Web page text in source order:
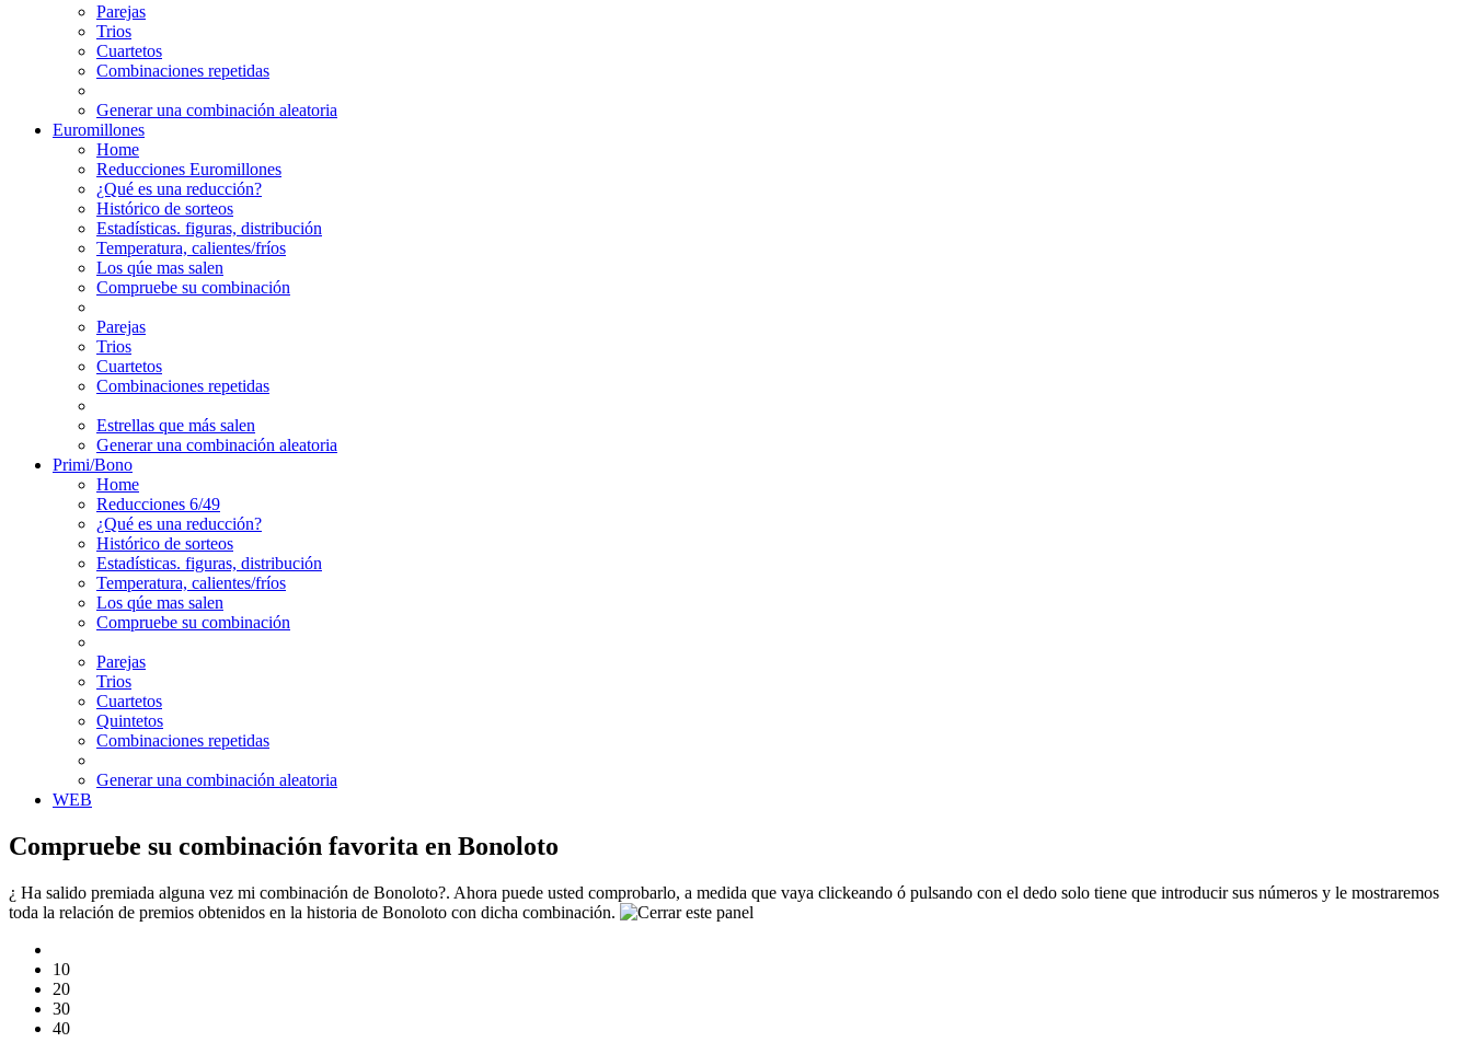
Parejas
Trios
Cuartetos
Combinaciones repetidas
Generar una combinación aleatoria
Euromillones
Home
Reducciones Euromillones
¿Qué es una reducción?
Histórico de sorteos
Estadísticas. figuras, distribución
Temperatura, calientes/fríos
Los qúe mas salen
Compruebe su combinación
Parejas
Trios
Cuartetos
Combinaciones repetidas
Estrellas que más salen
Generar una combinación aleatoria
Primi/Bono
Home
Reducciones 6/49
¿Qué es una reducción?
Histórico de sorteos
Estadísticas. figuras, distribución
Temperatura, calientes/fríos
Los qúe mas salen
Compruebe su combinación
Parejas
Trios
Cuartetos
Quintetos
Combinaciones repetidas
Generar una combinación aleatoria
WEB
Compruebe su combinación favorita en Bonoloto
¿ Ha salido premiada alguna vez mi combinación de Bonoloto?. Ahora puede usted comprobarlo, a medida que vaya clickeando ó pulsando con el dedo solo tiene que introducir sus números y le mostraremos
toda la relación de premios obtenidos en la historia de Bonoloto con dicha combinación.
10
20
30
40